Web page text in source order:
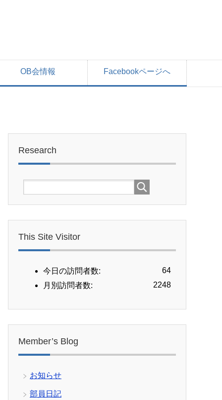
OB会情報 Facebookページへ
Research
This Site Visitor
64
今日の訪問者数:
2248
月別訪問者数:
Member’s Blog
お知らせ
部員日記